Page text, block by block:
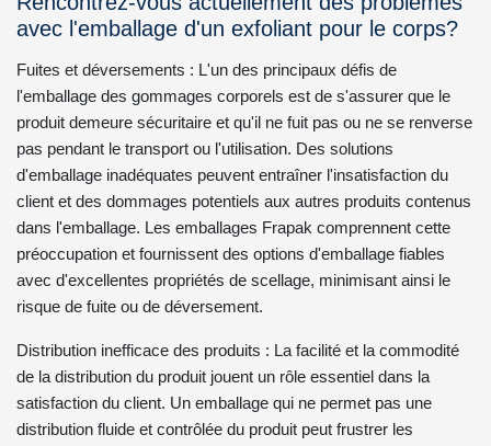
avec l'emballage d'un exfoliant pour le corps?
Fuites et déversements : L'un des principaux défis de
l'emballage des gommages corporels est de s'assurer que le
produit demeure sécuritaire et qu'il ne fuit pas ou ne se renverse
pas pendant le transport ou l'utilisation. Des solutions
d'emballage inadéquates peuvent entraîner l'insatisfaction du
client et des dommages potentiels aux autres produits contenus
dans l'emballage. Les emballages Frapak comprennent cette
préoccupation et fournissent des options d'emballage fiables
avec d'excellentes propriétés de scellage, minimisant ainsi le
risque de fuite ou de déversement.
Distribution inefficace des produits : La facilité et la commodité
de la distribution du produit jouent un rôle essentiel dans la
satisfaction du client. Un emballage qui ne permet pas une
distribution fluide et contrôlée du produit peut frustrer les